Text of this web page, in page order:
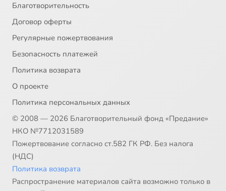
Благотворительность
Договор оферты
Регулярные пожертвования
Безопасность платежей
Политика возврата
О проекте
Политика персональных данных
© 2008 — 2026 Благотворительный фонд «Предание»
НКО №7712031589
Пожертвование согласно ст.582 ГК РФ. Без налога
(НДС)
Политика возврата
Распространение материалов сайта возможно только в